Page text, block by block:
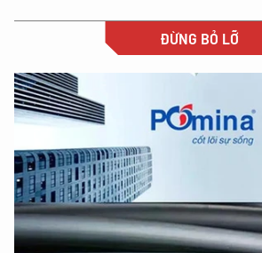
ĐỪNG BỎ LỠ